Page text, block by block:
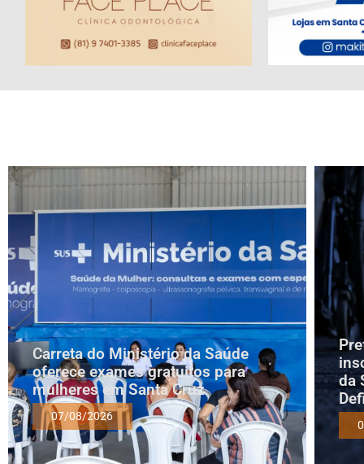
Carreta do Ministério da Saúde
oferece exames gratuitos para
mulheres em Santa Cruz
07/08/2026
da